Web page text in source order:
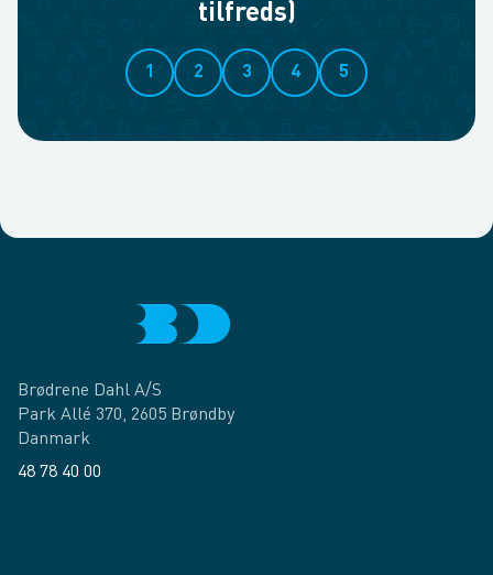
tilfreds)
1 2 3 4 5
Brødrene Dahl A/S
Park Allé 370, 2605 Brøndby
Danmark
48 78 40 00